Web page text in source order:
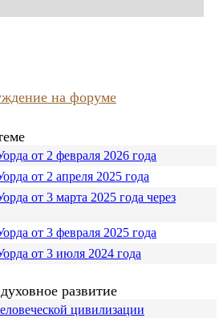
на форуме
от 2 февраля 2026 года
от 2 апреля 2025 года
от 3 марта 2025 года через
от 3 февраля 2025 года
от 3 июля 2024 года
развитие
цивилизации